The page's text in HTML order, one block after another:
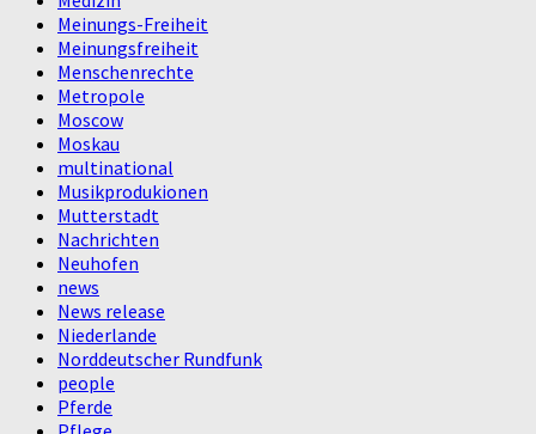
Meinungs-Freiheit
Meinungsfreiheit
Menschenrechte
Metropole
Moscow
Moskau
multinational
Musikprodukionen
Mutterstadt
Nachrichten
Neuhofen
news
News release
Niederlande
Norddeutscher Rundfunk
people
Pferde